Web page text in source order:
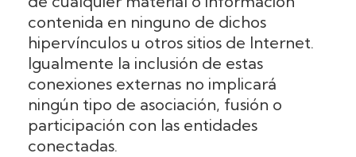
contenida en ninguno de dichos
hipervínculos u otros sitios de Internet.
Igualmente la inclusión de estas
conexiones externas no implicará
ningún tipo de asociación, fusión o
participación con las entidades
conectadas.